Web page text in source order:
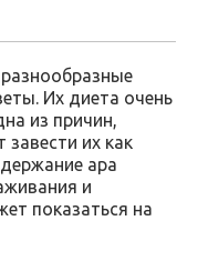
Их диета очень
из причин,
их как
ара
и
показаться на